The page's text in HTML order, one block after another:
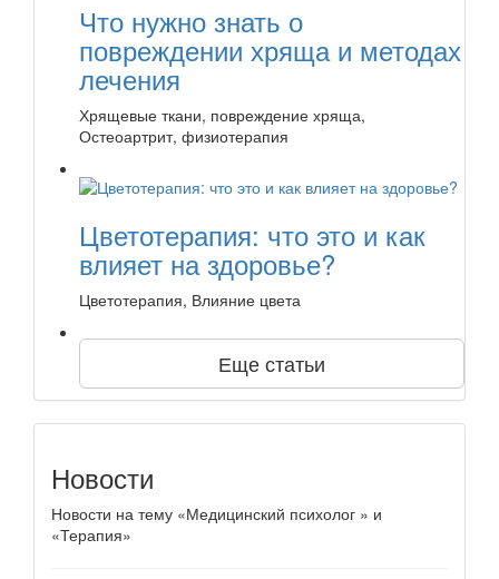
Что нужно знать о
повреждении хряща и методах
лечения
Хрящевые ткани, повреждение хряща,
Остеоартрит, физиотерапия
Цветотерапия: что это и как
влияет на здоровье?
Цветотерапия, Влияние цвета
Еще статьи
Новости
Новости на тему «Медицинский психолог » и
«Терапия»